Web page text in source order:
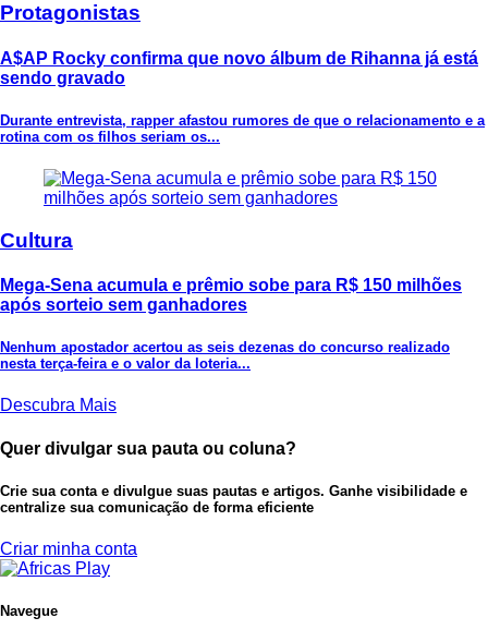
Protagonistas
A$AP Rocky confirma que novo álbum de Rihanna já está
sendo gravado
Durante entrevista, rapper afastou rumores de que o relacionamento e a
rotina com os filhos seriam os...
Cultura
Mega-Sena acumula e prêmio sobe para R$ 150 milhões
após sorteio sem ganhadores
Nenhum apostador acertou as seis dezenas do concurso realizado
nesta terça-feira e o valor da loteria...
Descubra Mais
Quer divulgar sua pauta ou coluna?
Crie sua conta e divulgue suas pautas e artigos. Ganhe visibilidade e
centralize sua comunicação de forma eficiente
Criar minha conta
Navegue